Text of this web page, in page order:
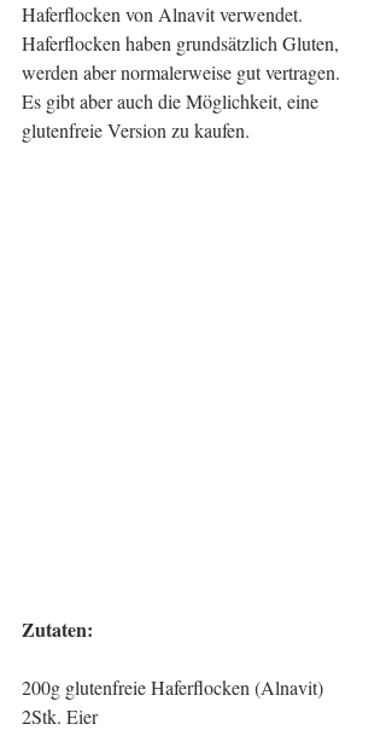
Haferflocken von Alnavit verwendet.
Haferflocken haben grundsätzlich Gluten,
werden aber normalerweise gut vertragen.
Es gibt aber auch die Möglichkeit, eine
glutenfreie Version zu kaufen.
Zutaten:
200g glutenfreie Haferflocken (Alnavit)
2Stk. Eier